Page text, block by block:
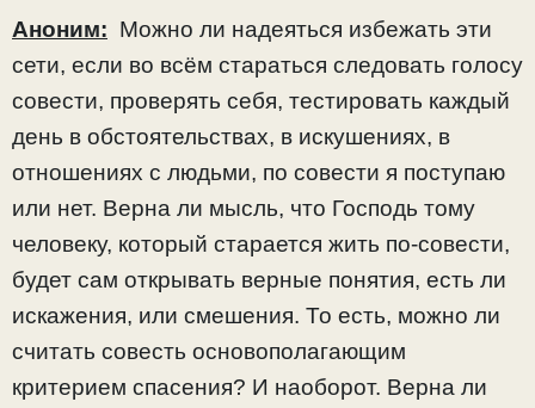
Аноним: Можно ли надеяться избежать эти
сети, если во всём стараться следовать голосу
совести, проверять себя, тестировать каждый
день в обстоятельствах, в искушениях, в
отношениях с людьми, по совести я поступаю
или нет. Верна ли мысль, что Господь тому
человеку, который старается жить по-совести,
будет сам открывать верные понятия, есть ли
искажения, или смешения. То есть, можно ли
считать совесть основополагающим
критерием спасения? И наоборот. Верна ли